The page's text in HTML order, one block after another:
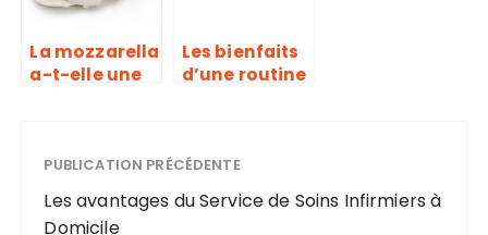
parvenir
La mozzarella
a-t-elle une
Les bienfaits
d’une routine
réussie
PUBLICATION PRÉCÉDENTE
Les avantages du Service de Soins Infirmiers à
Domicile